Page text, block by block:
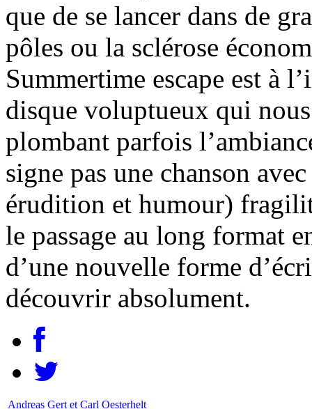
que de se lancer dans de
pôles ou la sclérose
Summertime escape est à
disque voluptueux qui
plombant parfois
signe pas une chanson
érudition et humour)
le passage au long format
d’une nouvelle forme
découvrir absolument.
Andreas Gert et Carl Oesterhelt